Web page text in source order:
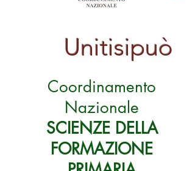
Unitisipuò
Coordinamento
Nazionale
SCIENZE DELLA
FORMAZIONE